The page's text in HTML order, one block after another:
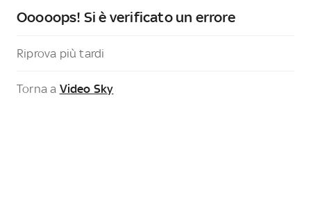
Ooooops! Si è verificato un errore
Riprova più tardi
Torna a Video Sky